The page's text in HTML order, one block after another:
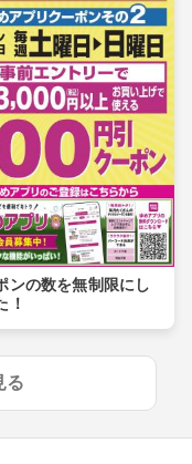
ンの数を無制限にし
！
る